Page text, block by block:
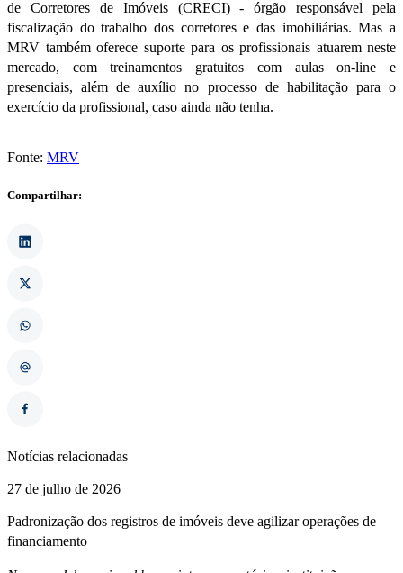
de Corretores de Imóveis (CRECI) - órgão responsável pela
fiscalização do trabalho dos corretores e das imobiliárias. Mas a
MRV também oferece suporte para os profissionais atuarem neste
mercado, com treinamentos gratuitos com aulas on-line e
presenciais, além de auxílio no processo de habilitação para o
exercício da profissional, caso ainda não tenha.
Fonte: MRV
Compartilhar:
Notícias relacionadas
27 de julho de 2026
Padronização dos registros de imóveis deve agilizar operações de
financiamento